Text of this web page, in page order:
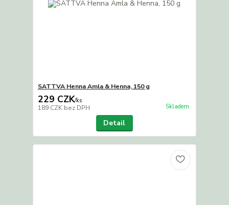
SATTVA Henna Amla & Henna, 150 g
229 CZK/ks
189 CZK bez DPH Skladem
Detail